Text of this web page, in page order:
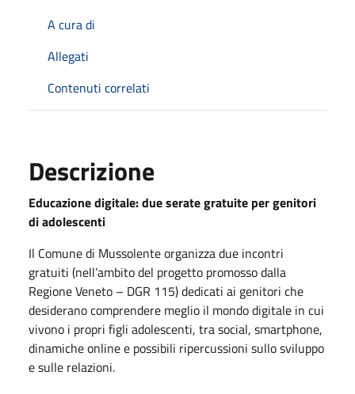
A cura di
Allegati
Contenuti correlati
Descrizione
Educazione digitale: due serate gratuite per genitori
di adolescenti
Il Comune di Mussolente organizza due incontri
gratuiti (nell’ambito del progetto promosso dalla
Regione Veneto – DGR 115) dedicati ai genitori che
desiderano comprendere meglio il mondo digitale in cui
vivono i propri figli adolescenti, tra social, smartphone,
dinamiche online e possibili ripercussioni sullo sviluppo
e sulle relazioni.